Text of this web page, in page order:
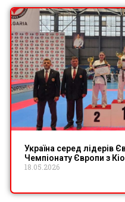
Україна серед лідерів
Чемпіонату Європи з
18.05.2026